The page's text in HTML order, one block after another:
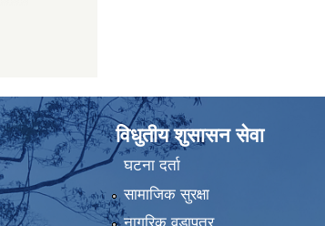
विधुतीय शुसासन सेवा
घटना दर्ता
सामाजिक सुरक्षा